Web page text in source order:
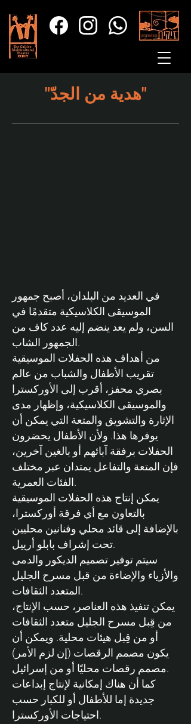
"هدية من الجدّ"
في العديد من البلدان، أصبح جمهور
الموسيقى الكلاسيكية متقدمًا في
السن، ولم يعد ينضم إليه عدد كاف من
الجمهور الشاب.
من أهداف هذه الحفلات الموسيقية
تقريب الأطفال والشباب من عالم
بصري محفز، أقرب إلى الأوركسترا
والموسيقى الكلاسيكية، وإظهار مدى
الإثارة والتشويق والمتعة التي يمكن أن
يوفرها هذا. ولأن الأطفال يحضرون
الحفلات برفقة آبائهم أو بالغين آخرين،
فإن المتعة والتفاعل يمتدان عبر مختلف
الفئات العمرية.
يمكن إنتاج هذه الحفلات الموسيقية
بالتعاون مع أي فرقة أوركسترا،
بالإضافة إلى قائد محلي وفنانين محليين
تحت إشراف بابلو أرييل.
سيتم توفير تصميم الديكور والدمى
والأزياء والإضاءة من قبل مسرح الجليل
المتعدد الثقافات.
يمكن تنفيذ هذه العناصر، حسب الإنتاج،
من قِبل مسرح الجليل متعدد الثقافات
أو من قِبل هيئات محلية. ويمكن أن
يكون مصمم الرقصات (إن لزم الأمر)
مصمم رقصات محليًا أو من إسرائيل.
كما أن هناك إمكانية لإنتاج إبداعات
جديدة إما للأطفال أو للكبار حسب
احتياجات الأوركسترا.